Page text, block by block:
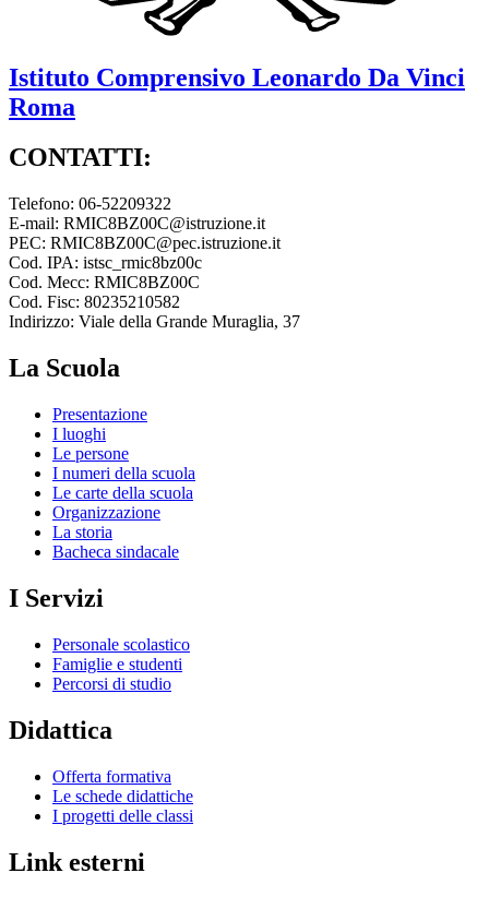
Istituto Comprensivo Leonardo Da Vinci
Roma
CONTATTI:
Telefono: 06-52209322
E-mail: RMIC8BZ00C@istruzione.it
PEC: RMIC8BZ00C@pec.istruzione.it
Cod. IPA: istsc_rmic8bz00c
Cod. Mecc: RMIC8BZ00C
Cod. Fisc: 80235210582
Indirizzo: Viale della Grande Muraglia, 37
La Scuola
Presentazione
I luoghi
Le persone
I numeri della scuola
Le carte della scuola
Organizzazione
La storia
Bacheca sindacale
I Servizi
Personale scolastico
Famiglie e studenti
Percorsi di studio
Didattica
Offerta formativa
Le schede didattiche
I progetti delle classi
Link esterni